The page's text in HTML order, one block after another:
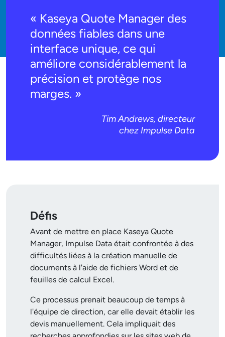
finance, la construction et bien d'autres encore.
« Kaseya Quote Manager des
données fiables dans une
interface unique, ce qui
améliore considérablement la
précision et protège nos
marges. »
Tim Andrews, directeur
chez Impulse Data
Défis
Avant de mettre en place Kaseya Quote
Manager, Impulse Data était confrontée à des
difficultés liées à la création manuelle de
documents à l'aide de fichiers Word et de
feuilles de calcul Excel.
Ce processus prenait beaucoup de temps à
l'équipe de direction, car elle devait établir les
devis manuellement. Cela impliquait des